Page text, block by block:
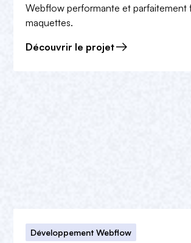
Webflow performante et parfaitement
maquettes.
Découvrir le projet
Développement Webflow